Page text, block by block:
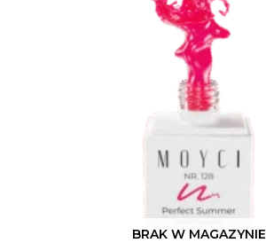
BRAK W MAGAZYNIE